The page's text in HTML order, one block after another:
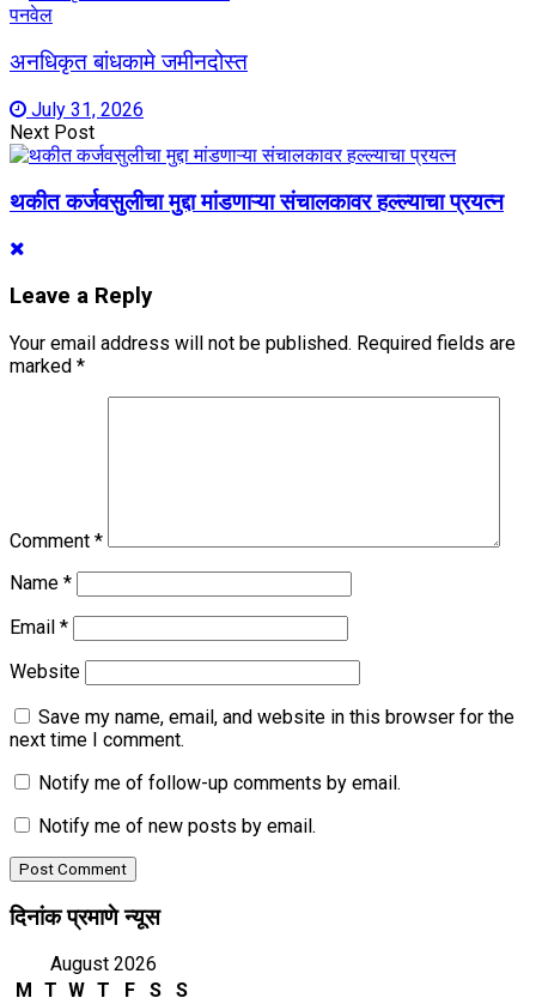
पनवेल
अनधिकृत बांधकामे जमीनदोस्त
July 31, 2026
Next Post
थकीत कर्जवसुलीचा मुद्दा मांडणाऱ्या संचालकावर हल्ल्याचा प्रयत्न
Leave a Reply
Your email address will not be published. Required fields are
marked *
Comment *
Name *
Email *
Website
Save my name, email, and website in this browser for the
next time I comment.
Notify me of follow-up comments by email.
Notify me of new posts by email.
दिनांक प्रमाणे न्यूस
August 2026
M
T W T F S
S